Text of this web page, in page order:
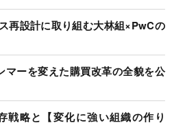
再設計に取り組む大林組×PwCの
ーを変えた購買改革の全貌を公
戦略と【変化に強い組織の作り